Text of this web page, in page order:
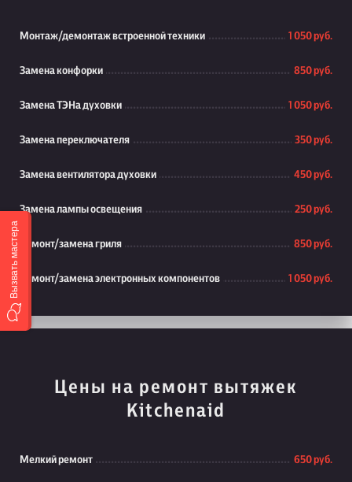
Монтаж/демонтаж встроенной техники 1 050 руб.
Замена конфорки 850 руб.
Замена ТЭНа духовки 1 050 руб.
Замена переключателя 350 руб.
Замена вентилятора духовки 450 руб.
Замена лампы освещения 250 руб.
Ремонт/замена гриля 850 руб.
Ремонт/замена электронных компонентов 1 050 руб.
Цены на ремонт вытяжек
Kitchenaid
Мелкий ремонт 650 руб.
Вызвать мастера